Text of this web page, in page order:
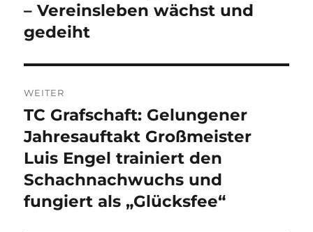
– Vereinsleben wächst und
gedeiht
WEITER
Nächster
Beitrag:
TC Grafschaft: Gelungener
Jahresauftakt Großmeister
Luis Engel trainiert den
Schachnachwuchs und
fungiert als „Glücksfee“